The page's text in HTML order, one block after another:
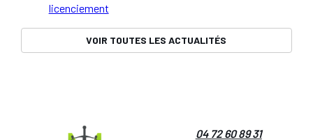
licenciement
VOIR TOUTES LES ACTUALITÉS
04 72 60 89 31